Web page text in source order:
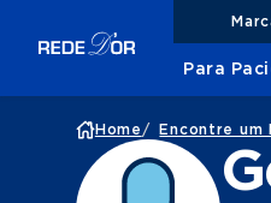
Para
Home / Encontre um